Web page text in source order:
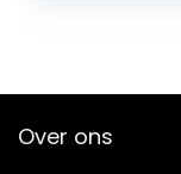
Over ons